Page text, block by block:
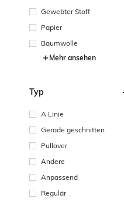
Gewebter Stoff
Papier
Baumwolle
Mehr ansehen
Typ
A Linie
Gerade geschnitten
Pullover
Andere
Anpassend
Regulär